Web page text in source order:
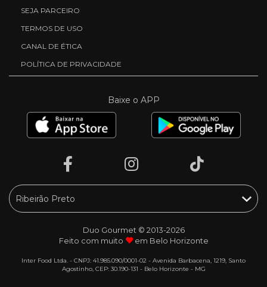
SEJA PARCEIRO
TERMOS DE USO
CANAL DE ÉTICA
POLÍTICA DE PRIVACIDADE
Baixe o APP
Duo Gourmet © 2013-2026
Feito com muito
em Belo Horizonte
Inter Food Ltda. - CNPJ: 41.985.090/0001-02 - Avenida Barbacena, 1219, Santo
Agostinho, CEP: 30.190-131 - Belo Horizonte - MG